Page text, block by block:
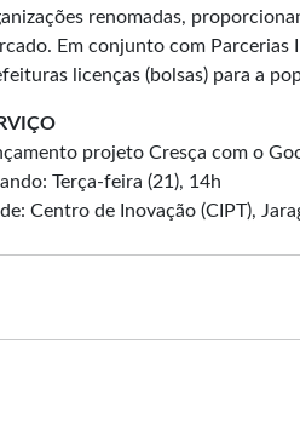
renomadas,
Em conjunto com
licenças (bolsas) para a
projeto Cresça com o
Terça-feira (21), 14h
Centro de Inovação (CIPT),